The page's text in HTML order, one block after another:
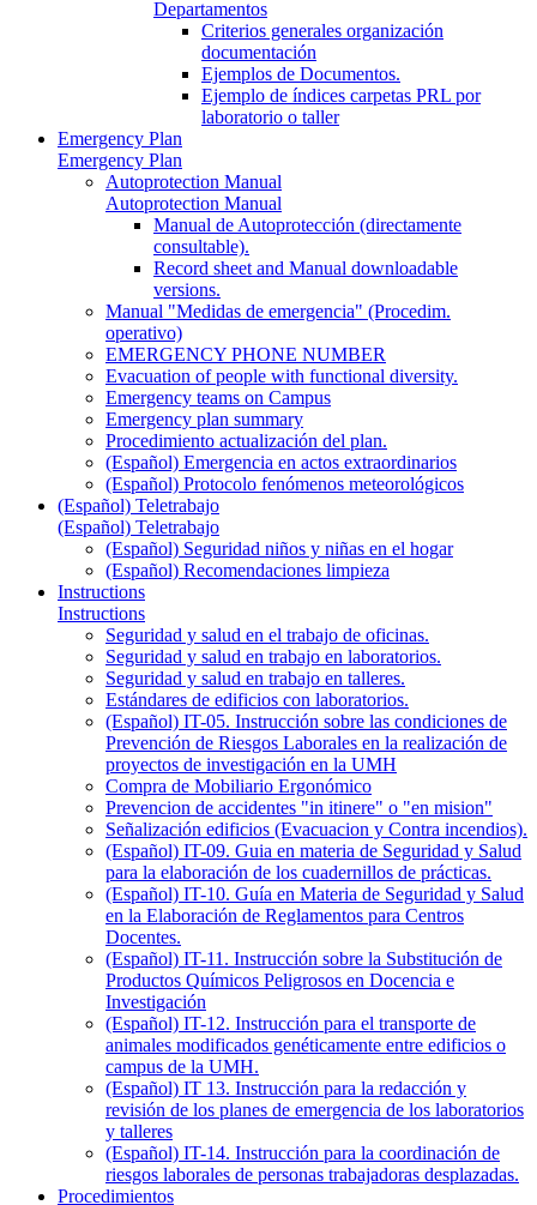
Departamentos
Criterios generales organización
documentación
Ejemplos de Documentos.
Ejemplo de índices carpetas PRL por
laboratorio o taller
Emergency Plan
Emergency Plan
Autoprotection Manual
Autoprotection Manual
Manual de Autoprotección (directamente
consultable).
Record sheet and Manual downloadable
versions.
Manual "Medidas de emergencia" (Procedim.
operativo)
EMERGENCY PHONE NUMBER
Evacuation of people with functional diversity.
Emergency teams on Campus
Emergency plan summary
Procedimiento actualización del plan.
(Español) Emergencia en actos extraordinarios
(Español) Protocolo fenómenos meteorológicos
(Español) Teletrabajo
(Español) Teletrabajo
(Español) Seguridad niños y niñas en el hogar
(Español) Recomendaciones limpieza
Instructions
Instructions
Seguridad y salud en el trabajo de oficinas.
Seguridad y salud en trabajo en laboratorios.
Seguridad y salud en trabajo en talleres.
Estándares de edificios con laboratorios.
(Español) IT-05. Instrucción sobre las condiciones de
Prevención de Riesgos Laborales en la realización de
proyectos de investigación en la UMH
Compra de Mobiliario Ergonómico
Prevencion de accidentes "in itinere" o "en mision"
Señalización edificios (Evacuacion y Contra incendios).
(Español) IT-09. Guia en materia de Seguridad y Salud
para la elaboración de los cuadernillos de prácticas.
(Español) IT-10. Guía en Materia de Seguridad y Salud
en la Elaboración de Reglamentos para Centros
Docentes.
(Español) IT-11. Instrucción sobre la Substitución de
Productos Químicos Peligrosos en Docencia e
Investigación
(Español) IT-12. Instrucción para el transporte de
animales modificados genéticamente entre edificios o
campus de la UMH.
(Español) IT 13. Instrucción para la redacción y
revisión de los planes de emergencia de los laboratorios
y talleres
(Español) IT-14. Instrucción para la coordinación de
riesgos laborales de personas trabajadoras desplazadas.
Procedimientos